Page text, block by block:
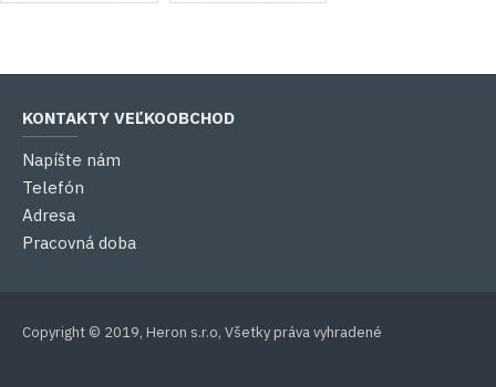
KONTAKTY VEĽKOOBCHOD
Napíšte nám
Telefón
Adresa
Pracovná doba
Copyright © 2019, Heron s.r.o, Všetky práva vyhradené